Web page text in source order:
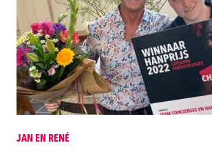
JAN EN RENÉ